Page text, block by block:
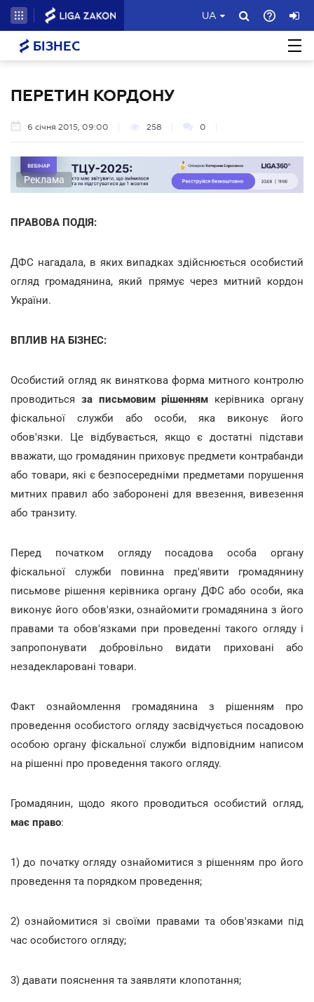
UA
БІЗНЕС
ПЕРЕТИН КОРДОНУ
6 січня 2015, 09:00 258 0
Реклама
ПРАВОВА ПОДІЯ:
ДФС нагадала, в яких випадках здійснюється особистий
огляд громадянина, який прямує через митний кордон
України.
ВПЛИВ НА БІЗНЕС:
Особистий огляд як виняткова форма митного контролю
проводиться за письмовим рішенням керівника органу
фіскальної служби або особи, яка виконує його
обов'язки. Це відбувається, якщо є достатні підстави
вважати, що громадянин приховує предмети контрабанди
або товари, які є безпосередніми предметами порушення
митних правил або заборонені для ввезення, вивезення
або транзиту.
Перед початком огляду посадова особа органу
фіскальної служби повинна пред'явити громадянину
письмове рішення керівника органу ДФС або особи, яка
виконує його обов'язки, ознайомити громадянина з його
правами та обов'язками при проведенні такого огляду і
запропонувати добровільно видати приховані або
незадекларовані товари.
Факт ознайомлення громадянина з рішенням про
проведення особистого огляду засвідчується посадовою
особою органу фіскальної служби відповідним написом
на рішенні про проведення такого огляду.
Громадянин, щодо якого проводиться особистий огляд,
має право:
1) до початку огляду ознайомитися з рішенням про його
проведення та порядком проведення;
2) ознайомитися зі своїми правами та обов'язками під
час особистого огляду;
3) давати пояснення та заявляти клопотання;